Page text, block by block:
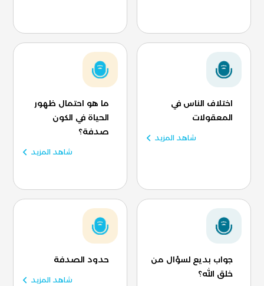
اختلاف الناس في
المعقولات
شاهد المزيد
ما هو احتمال ظهور
الحياة في الكون
صدفة؟
شاهد المزيد
جواب بديع لسؤال من
خلق الله؟
حدود الصدفة
شاهد المزيد